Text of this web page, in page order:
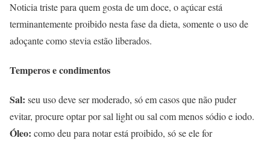
Noticia triste para quem gosta de um doce, o açúcar está
terminantemente proibido nesta fase da dieta, somente o uso de
adoçante como stevia estão liberados.
Temperos e condimentos
Sal: seu uso deve ser moderado, só em casos que não puder
evitar, procure optar por sal light ou sal com menos sódio e iodo.
Óleo: como deu para notar está proibido, só se ele for